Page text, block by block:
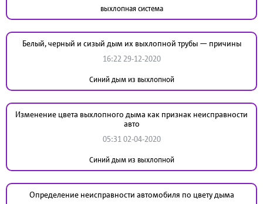
выхлопная система
Белый, черный и сизый дым их выхлопной трубы — причины
16:22 29-12-2020
Синий дым из выхлопной
Изменение цвета выхлопного дыма как признак неисправности
авто
05:31 02-04-2020
Синий дым из выхлопной
Определение неисправности автомобиля по цвету дыма